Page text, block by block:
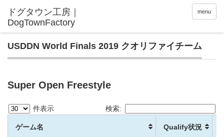
menu
USDDN World Finals 2019 クオリファイチーム
Super Open Freestyle
件表示 検索:
ゲーム名 Qualify状況